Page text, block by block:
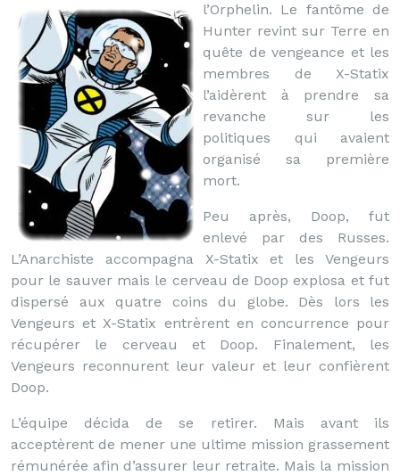
l’Orphelin. Le fantôme de
Hunter revint sur Terre en
quête de vengeance et les
membres de X-Statix
l’aidèrent à prendre sa
revanche sur les
politiques qui avaient
organisé sa première
mort.
Peu après, Doop, fut
enlevé par des Russes.
L’Anarchiste accompagna X-Statix et les Vengeurs
pour le sauver mais le cerveau de Doop explosa et fut
dispersé aux quatre coins du globe. Dès lors les
Vengeurs et X-Statix entrèrent en concurrence pour
récupérer le cerveau et Doop. Finalement, les
Vengeurs reconnurent leur valeur et leur confièrent
Doop.
L’équipe décida de se retirer. Mais avant ils
acceptèrent de mener une ultime mission grassement
rémunérée afin d’assurer leur retraite. Mais la mission